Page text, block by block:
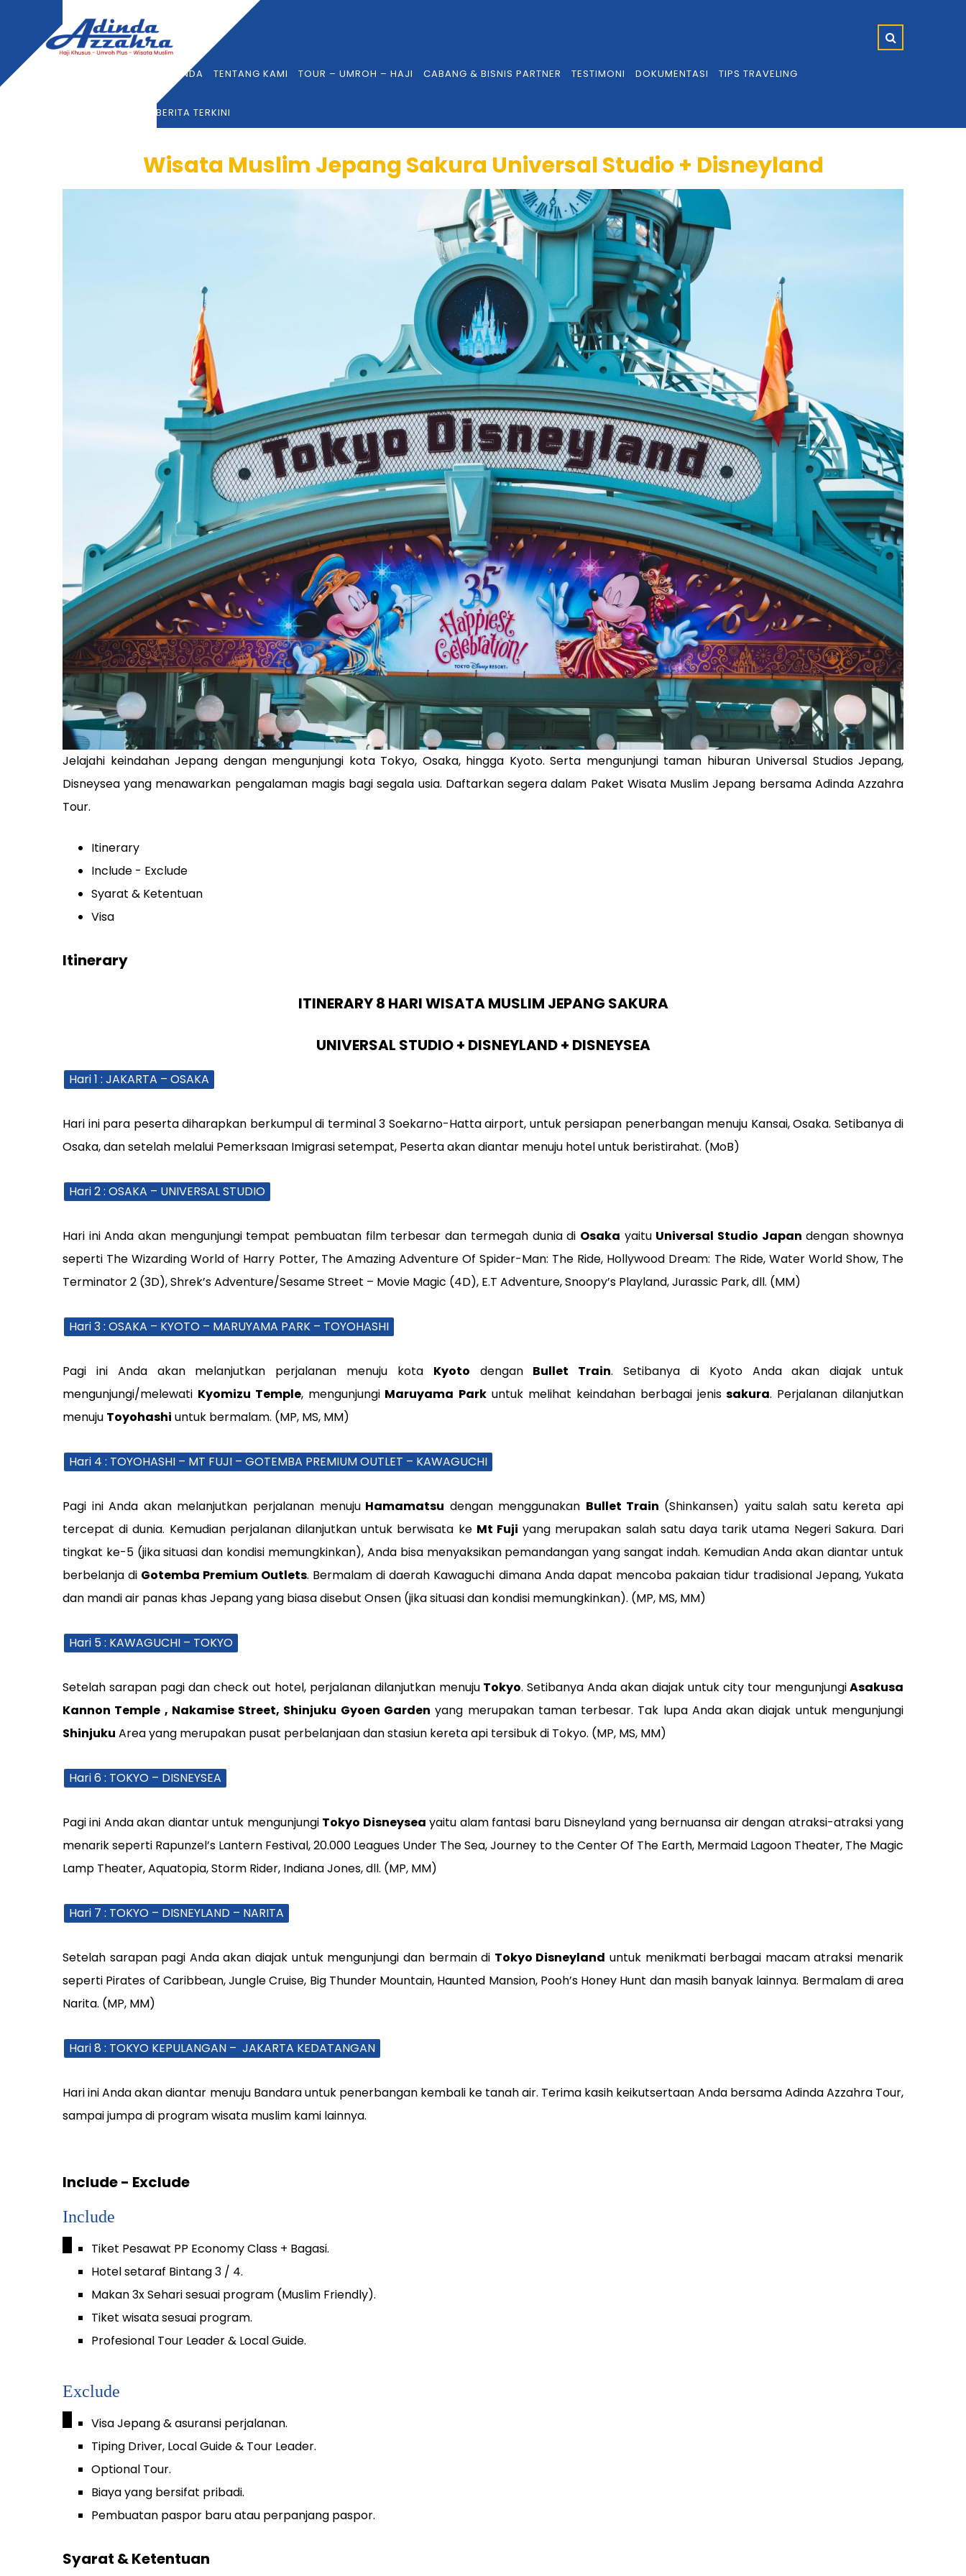
BERANDA TENTANG KAMI TOUR – UMROH – HAJI CABANG & BISNIS PARTNER TESTIMONI DOKUMENTASI TIPS TRAVELING
BERITA TERKINI
Wisata Muslim Jepang Sakura Universal Studio + Disneyland
Jelajahi keindahan Jepang dengan mengunjungi kota Tokyo, Osaka, hingga Kyoto. Serta mengunjungi taman hiburan Universal Studios Jepang,
Disneysea yang menawarkan pengalaman magis bagi segala usia. Daftarkan segera dalam Paket Wisata Muslim Jepang bersama Adinda Azzahra
Tour.
Itinerary
Include - Exclude
Syarat & Ketentuan
Visa
Itinerary
ITINERARY 8 HARI WISATA MUSLIM JEPANG SAKURA
UNIVERSAL STUDIO + DISNEYLAND + DISNEYSEA
Hari 1 : JAKARTA – OSAKA
Hari ini para peserta diharapkan berkumpul di terminal 3 Soekarno-Hatta airport, untuk persiapan penerbangan menuju Kansai, Osaka. Setibanya di
Osaka, dan setelah melalui Pemerksaan Imigrasi setempat, Peserta akan diantar menuju hotel untuk beristirahat. (MoB)
Hari 2 : OSAKA – UNIVERSAL STUDIO
Hari ini Anda akan mengunjungi tempat pembuatan film terbesar dan termegah dunia di Osaka yaitu Universal Studio Japan dengan shownya
seperti The Wizarding World of Harry Potter, The Amazing Adventure Of Spider-Man: The Ride, Hollywood Dream: The Ride, Water World Show, The
Terminator 2 (3D), Shrek’s Adventure/Sesame Street – Movie Magic (4D), E.T Adventure, Snoopy’s Playland, Jurassic Park, dll. (MM)
Hari 3 : OSAKA – KYOTO – MARUYAMA PARK – TOYOHASHI
Pagi ini Anda akan melanjutkan perjalanan menuju kota Kyoto dengan Bullet Train. Setibanya di Kyoto Anda akan diajak untuk
mengunjungi/melewati Kyomizu Temple, mengunjungi Maruyama Park untuk melihat keindahan berbagai jenissakura. Perjalanan dilanjutkan
menuju Toyohashi untuk bermalam. (MP, MS, MM)
Hari 4 : TOYOHASHI – MT FUJI – GOTEMBA PREMIUM OUTLET – KAWAGUCHI
Pagi ini Anda akan melanjutkan perjalanan menujuHamamatsu dengan menggunakan Bullet Train (Shinkansen) yaitu salah satu kereta api
tercepat di dunia. Kemudian perjalanan dilanjutkan untuk berwisata ke Mt Fuji yang merupakan salah satu daya tarik utama Negeri Sakura. Dari
tingkat ke-5 (jika situasi dan kondisi memungkinkan), Anda bisa menyaksikan pemandangan yang sangat indah. Kemudian Anda akan diantar untuk
berbelanja di Gotemba Premium Outlets. Bermalam di daerah Kawaguchi dimana Anda dapat mencoba pakaian tidur tradisional Jepang, Yukata
dan mandi air panas khas Jepang yang biasa disebut Onsen (jika situasi dan kondisi memungkinkan). (MP, MS, MM)
Hari 5 : KAWAGUCHI – TOKYO
Setelah sarapan pagi dan check out hotel, perjalanan dilanjutkan menuju Tokyo. Setibanya Anda akan diajak untuk city tour mengunjungiAsakusa
Kannon Temple , Nakamise Street, Shinjuku Gyoen Garden yang merupakan taman terbesar. Tak lupa Anda akan diajak untuk mengunjungi
Shinjuku Area yang merupakan pusat perbelanjaan dan stasiun kereta api tersibuk di Tokyo. (MP, MS, MM)
Hari 6 : TOKYO – DISNEYSEA
Pagi ini Anda akan diantar untuk mengunjungi Tokyo Disneysea yaitu alam fantasi baru Disneyland yang bernuansa air dengan atraksi-atraksi yang
menarik seperti Rapunzel’s Lantern Festival, 20.000 Leagues Under The Sea, Journey to the Center Of The Earth, Mermaid Lagoon Theater, The Magic
Lamp Theater, Aquatopia, Storm Rider, Indiana Jones, dll. (MP, MM)
Hari 7 : TOKYO – DISNEYLAND – NARITA
Setelah sarapan pagi Anda akan diajak untuk mengunjungi dan bermain di Tokyo Disneyland untuk menikmati berbagai macam atraksi menarik
seperti Pirates of Caribbean, Jungle Cruise, Big Thunder Mountain, Haunted Mansion, Pooh’s Honey Hunt dan masih banyak lainnya. Bermalam di area
Narita. (MP, MM)
Hari 8 : TOKYO KEPULANGAN – JAKARTA KEDATANGAN
Hari ini Anda akan diantar menuju Bandara untuk penerbangan kembali ke tanah air. Terima kasih keikutsertaan Anda bersama Adinda Azzahra Tour,
sampai jumpa di program wisata muslim kami lainnya.
Include - Exclude
Include
Tiket Pesawat PP Economy Class + Bagasi.
Hotel setaraf Bintang 3 / 4.
Makan 3x Sehari sesuai program (Muslim Friendly).
Tiket wisata sesuai program.
Profesional Tour Leader & Local Guide.
Exclude
Visa Jepang & asuransi perjalanan.
Tiping Driver, Local Guide & Tour Leader.
Optional Tour.
Biaya yang bersifat pribadi.
Pembuatan paspor baru atau perpanjang paspor.
Syarat & Ketentuan